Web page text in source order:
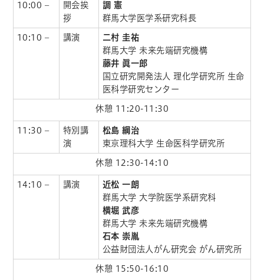
10:00 –
開会挨
拶
調 憲
群馬大学医学系研究科長
10:10 – 講演
二村 圭祐
群馬大学 未来先端研究機構
藤井 眞一郎
国立研究開発法人 理化学研究所 生命
医科学研究センター
休憩 11:20-11:30
11:30 –
特別講
演
松島 綱治
東京理科大学 生命医科学研究所
休憩 12:30-14:10
14:10 – 講演
近松 一朗
群馬大学 大学院医学系研究科
横堀 武彦
群馬大学 未来先端研究機構
石本 崇胤
公益財団法人がん研究会 がん研究所
休憩 15:50-16:10